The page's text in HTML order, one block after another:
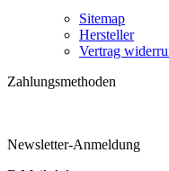
Sitemap
Hersteller
Vertrag
Zahlungsmethoden
Newsletter-Anmeldung